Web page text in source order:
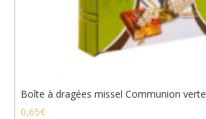
Boîte à dragées missel Communion verte
0,65€